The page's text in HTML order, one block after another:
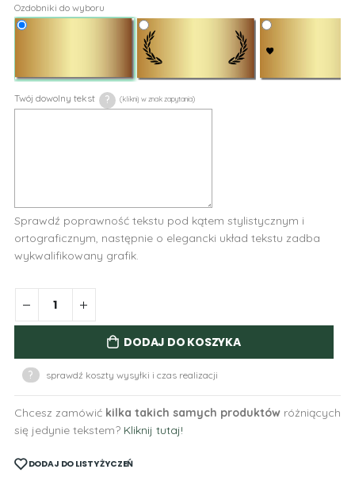
Ozdobniki do wyboru
Twój dowolny tekst ?
Sprawdź poprawność tekstu pod kątem stylistycznym i
ortograficznym, następnie o elegancki układ tekstu zadba
wykwalifikowany grafik.
DODAJ DO KOSZYKA
? sprawdź koszty wysyłki i czas realizacji
Chcesz zamówić kilka takich samych produktówróżniących
się jedynie tekstem? Kliknij tutaj!
DODAJ DO LISTY ŻYCZEŃ